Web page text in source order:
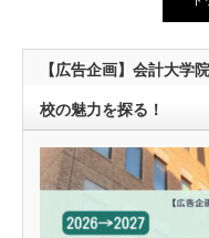
【広告企画】会計大学
校の魅力を探る！